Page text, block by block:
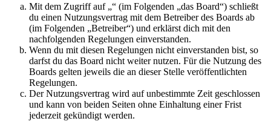
Mit dem Zugriff auf „“ (im Folgenden „das Board“) schließt
du einen Nutzungsvertrag mit dem Betreiber des Boards ab
(im Folgenden „Betreiber“) und erklärst dich mit den
nachfolgenden Regelungen einverstanden.
Wenn du mit diesen Regelungen nicht einverstanden bist, so
darfst du das Board nicht weiter nutzen. Für die Nutzung des
Boards gelten jeweils die an dieser Stelle veröffentlichten
Regelungen.
Der Nutzungsvertrag wird auf unbestimmte Zeit geschlossen
und kann von beiden Seiten ohne Einhaltung einer Frist
jederzeit gekündigt werden.